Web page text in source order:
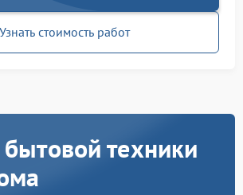
Узнать стоимость работ
техники